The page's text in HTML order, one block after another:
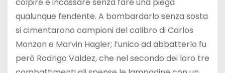
qualunque fendente. A bombardarlo senza sosta
si cimentarono campioni del calibro di Carlos
Monzon e Marvin Hagler; l’unico ad abbatterlo fu
però Rodrigo Valdez, che nel secondo dei loro tre